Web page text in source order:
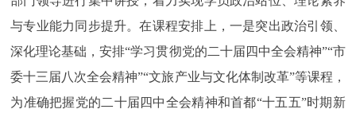
与专业能力同步提升。在课程安排上，一是突出政治引领、
深化理论基础，安排“学习贯彻党的二十届四中全会精神”“市
委十三届八次全会精神”“文旅产业与文化体制改革”等课程，
为准确把握党的二十届四中全会精神和首都“十五五”时期新